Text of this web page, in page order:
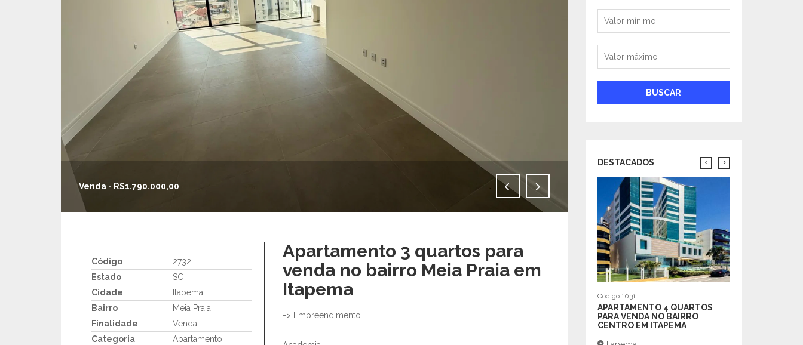
Venda - R$1.790.000,00 Venda - R$1.790.000,00
Código
2732
Estado
SC
Cidade
Itapema
Bairro
Meia Praia
Finalidade
Venda
Categoria
Apartamento
Apartamento 3 quartos para
venda no bairro Meia Praia em
Itapema
-> Empreendimento
Valor mínimo
Valor máximo
BUSCAR
DESTACADOS
Código 1031
APARTAMENTO 4 QUARTOS
PARA VENDA NO BAIRRO
CENTRO EM ITAPEMA